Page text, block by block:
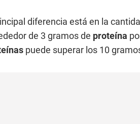
diferencia está en la
de 3 gramos de proteína
puede superar los 10